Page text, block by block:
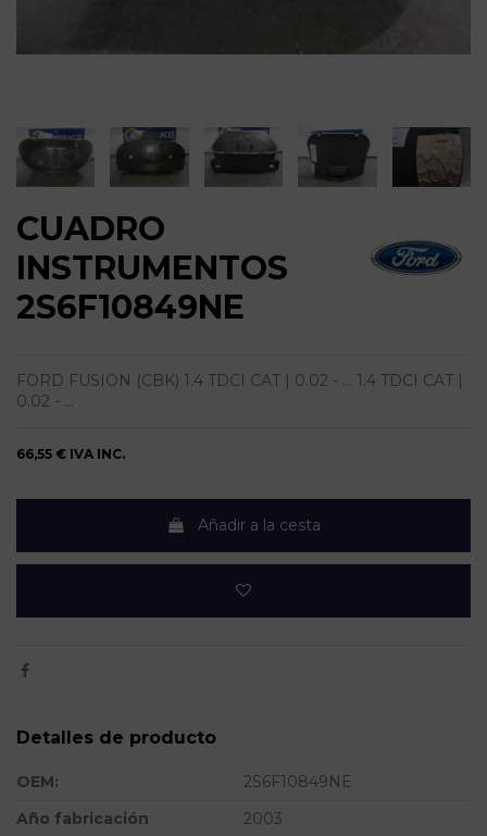
CUADRO
INSTRUMENTOS
2S6F10849NE
FORD FUSION (CBK) 1.4 TDCI CAT | 0.02 - ... 1.4 TDCI CAT |
0.02 - ...
66,55 € IVA INC.
Añadir a la cesta
Detalles de producto
OEM:
2S6F10849NE
Año fabricación
2003